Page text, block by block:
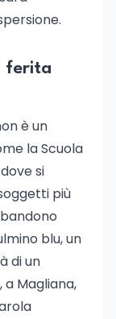
ferita
è un
la Scuola
si
più
blu, un
di un
Magliana,